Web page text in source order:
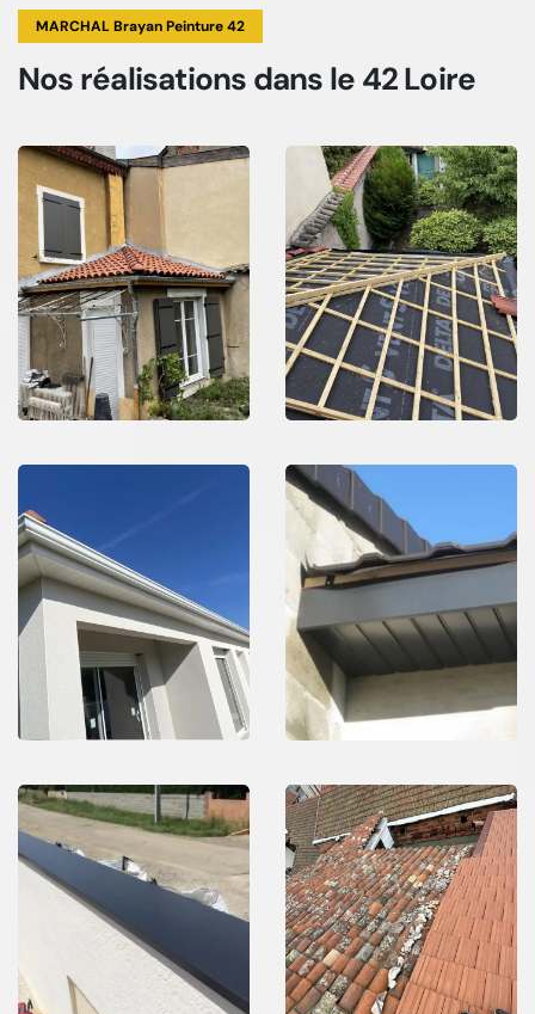
MARCHAL Brayan Peinture 42
Nos réalisations dans le 42 Loire